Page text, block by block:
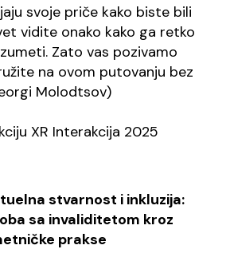
svoje priče kako biste bili
vidite onako kako ga retko
Zato vas pozivamo
na ovom putovanju bez
Molodtsov)
XR Interakcija 2025
stvarnost i inkluzija:
sa invaliditetom kroz
prakse